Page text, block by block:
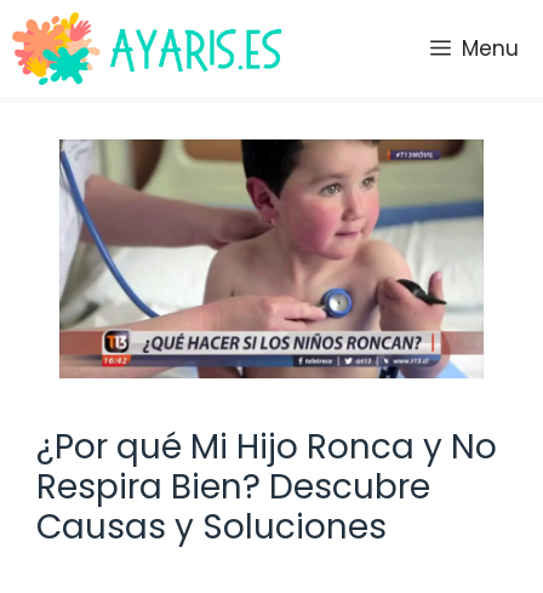
Saltar
al
contenido
Menu
¿Por qué Mi Hijo Ronca y No
Respira Bien? Descubre
Causas y Soluciones